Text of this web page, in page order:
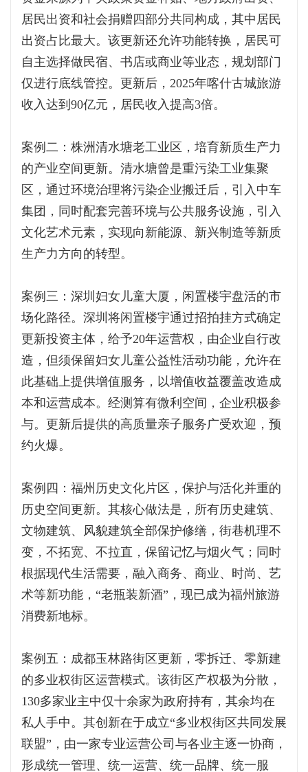
居民出资和社会捐赠四部分共同构成，其中居民
出资占比最大。该更新还允许功能转换，居民可
自主选择做民宿、书店或商业等业态，规划部门
仅进行底线管控。更新后，2025年喀什古城旅游
收入达到90亿元，居民收入提高3倍。
案例二：株洲清水塘老工业区，培育新质生产力
的产业空间更新。清水塘曾是重污染工业集聚
区，通过环境治理将污染企业搬迁后，引入中车
集团，同时配套完善环境与公共服务设施，引入
文化艺术元素，实现向新能源、新兴制造等新质
生产力方向的转型。
案例三：深圳妇女儿童大厦，闲置楼宇盘活的市
场化路径。深圳将闲置楼宇通过招拍挂方式确定
更新投资主体，给予20年运营权，由企业自行改
造，但须保留妇女儿童公益性活动功能，允许在
此基础上提供增值服务，以增值收益覆盖改造成
本和运营成本。经测算有微利空间，企业积极参
与。更新后提供的高质量亲子服务广受欢迎，预
约火爆。
案例四：福州历史文化片区，保护与活化并重的
历史空间更新。其核心做法是，所有历史建筑、
文物建筑、风貌建筑全部保护修缮，街巷机理不
变，不拓宽、不拉直，保留记忆与烟火气；同时
根据现代生活需要，融入商务、商业、时尚、艺
术等新功能，“老瓶装新酒”，现已成为福州旅游
消费新地标。
案例五：成都玉林路街区更新，零拆迁、零新建
的多业权街区运营模式。该街区产权极为分散，
130多家业主中仅十余家为政府持有，其余均在
私人手中。其创新在于成立“多业权街区共同发展
联盟”，由一家专业运营公司与各业主逐一协商，
形成统一管理、统一运营、统一品牌、统一服